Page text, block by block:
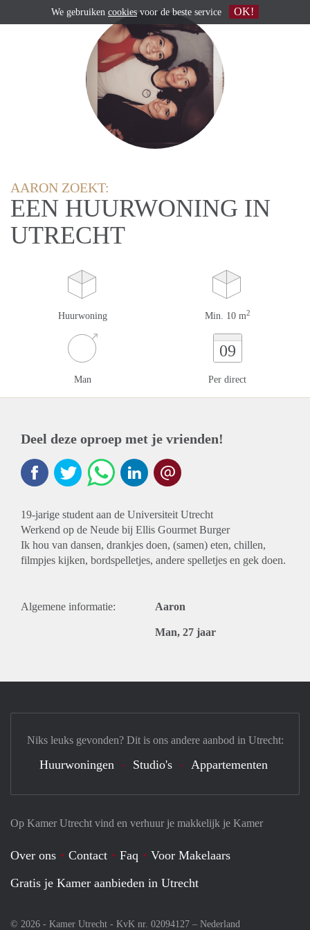
AARON ZOEKT:
EEN HUURWONING IN
UTRECHT
Huurwoning Min. 10 m2
Man
09
Per direct
Deel deze oproep met je vrienden!
19-jarige student aan de Universiteit Utrecht
Werkend op de Neude bij Ellis Gourmet Burger
Ik hou van dansen, drankjes doen, (samen) eten, chillen,
filmpjes kijken, bordspelletjes, andere spelletjes en gek doen.
Algemene informatie: Aaron
Man, 27 jaar
Op Kamer Utrecht vind en verhuur je makkelijk je Kamer
Over ons Contact Faq
Voor Makelaars
Gratis je Kamer aanbieden in Utrecht
© 2026 - Kamer Utrecht - KvK nr. 02094127 – Nederland
Niks leuks gevonden? Dit is ons andere aanbod in Utrecht:
Huurwoningen Studio's Appartementen
We gebruiken cookies voor de beste service OK!